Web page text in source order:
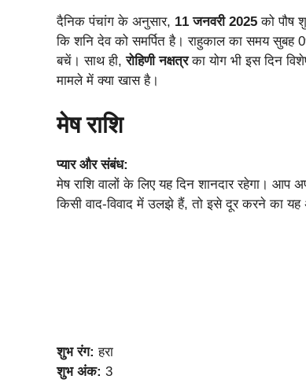
दैनिक पंचांग के अनुसार, 11 जनवरी 2025 को पौष
कि शनि देव को समर्पित है। राहुकाल का समय
बचें। साथ ही,रोहिणी नक्षत्रका योग भी इस दिन
मामले में क्या खास है।
मेष राशि
प्यार और संबंध:
मेष राशि वालों के लिए यह दिन शानदार रहेगा।
किसी वाद-विवाद में उलझे हैं, तो इसे दूर करने का यह
शुभ रंग: हरा
शुभ अंक: 3